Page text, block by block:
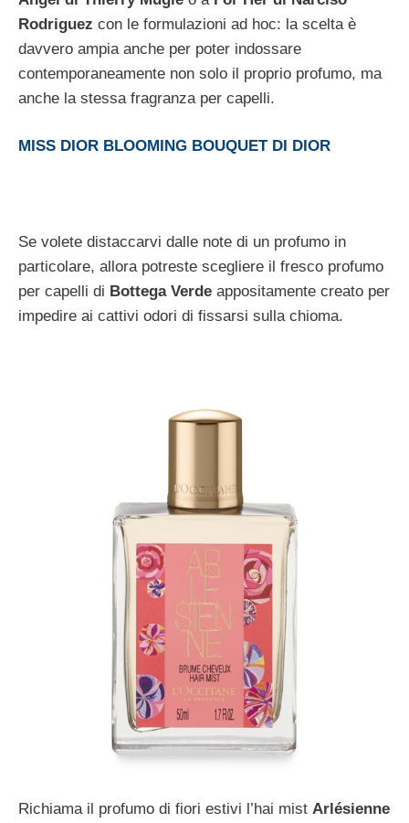
Rodriguez con le formulazioni ad hoc: la scelta è
davvero ampia anche per poter indossare
contemporaneamente non solo il proprio profumo, ma
anche la stessa fragranza per capelli.
MISS DIOR BLOOMING BOUQUET DI DIOR
Se volete distaccarvi dalle note di un profumo in
particolare, allora potreste scegliere il fresco profumo
per capelli di Bottega Verde appositamente creato per
impedire ai cattivi odori di fissarsi sulla chioma.
Richiama il profumo di fiori estivi l’hai mist Arlésienne